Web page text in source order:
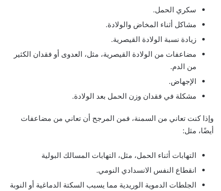
سكري الحمل.
مشاكل أثناء المخاض والولادة.
زيادة نسبة الولادة القيصرية.
مضاعفات من الولادة القيصرية، مثل، العدوى أو فقدان الكثير
من الدم.
الإجهاض.
مشكلة في فقدان وزن الحمل بعد الولادة.
وإذا كنت تعاني من السمنة، فمن المرجح أن تعاني من مضاعفات
أيضًا، مثل:
التهابات أثناء الحمل، مثل، التهابات المسالك البولية
انقطاع النفس الانسدادي النومي.
الجلطات الدموية الوريدية مما يسبب السكتة الدماغية أو النوبة